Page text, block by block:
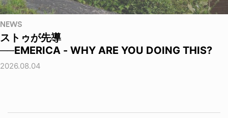
NEWS
ストゥが先導
──EMERICA - WHY ARE YOU DOING THIS?
2026.08.04